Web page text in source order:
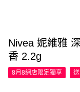
Nivea 妮維雅
香 2.2g
8月8網店限定獨享